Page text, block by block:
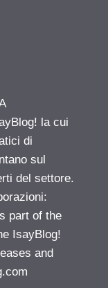
la cui
di
sul
del settore.
part of the
IsayBlog!
and